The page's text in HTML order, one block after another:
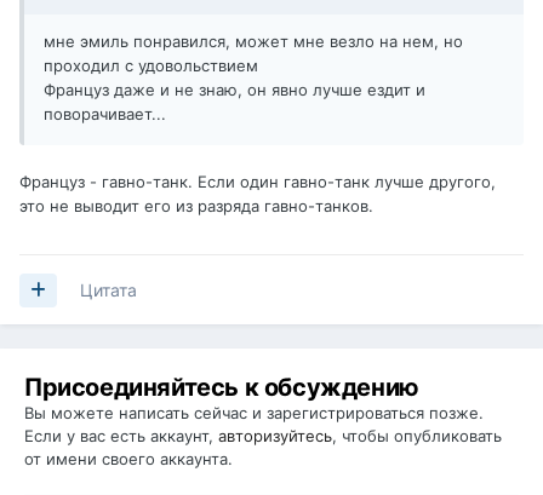
мне эмиль понравился, может мне везло на нем, но
проходил с удовольствием
Француз даже и не знаю, он явно лучше ездит и
поворачивает...
Француз - гавно-танк. Если один гавно-танк лучше другого,
это не выводит его из разряда гавно-танков.
Цитата
Присоединяйтесь к обсуждению
Вы можете написать сейчас и зарегистрироваться позже.
Если у вас есть аккаунт, авторизуйтесь, чтобы опубликовать
от имени своего аккаунта.